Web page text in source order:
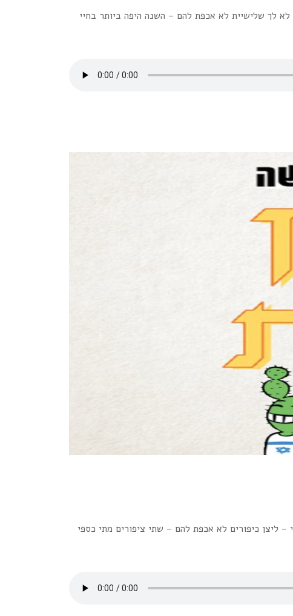
לך שלישיית לא אכפת להם – השנה היפה ביותר בחיי
ליצן כיפורים לא אכפת להם – שתי ציפורים מתי כספי